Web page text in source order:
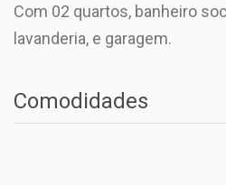
Com 02 quartos, banheiro
lavanderia, e garagem.
Comodidades